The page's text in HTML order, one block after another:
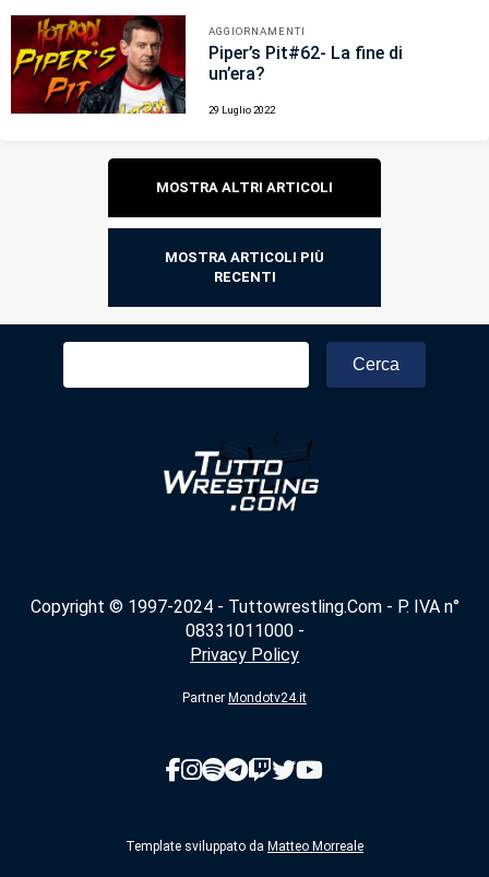
AGGIORNAMENTI
Piper’s Pit#62- La fine di
un’era?
29 Luglio 2022
Navigazione
articoli
MOSTRA ALTRI ARTICOLI
MOSTRA ARTICOLI PIÙ
RECENTI
Ricerca
Copyright © 1997-2024 - Tuttowrestling.Com - P. IVA n°
08331011000 -
Privacy Policy
Partner Mondotv24.it
Template sviluppato da Matteo Morreale